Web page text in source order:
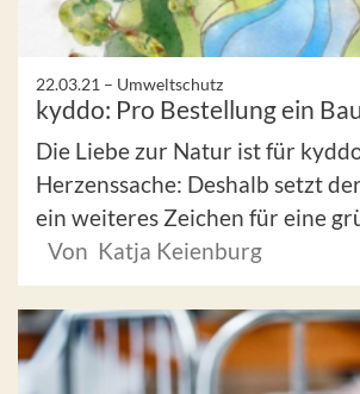
22.03.21 – Umweltschutz
kyddo: Pro Bestellung ein
Die Liebe zur Natur ist für
Herzenssache: Deshalb setzt
ein weiteres Zeichen für eine
Von Katja Keienburg